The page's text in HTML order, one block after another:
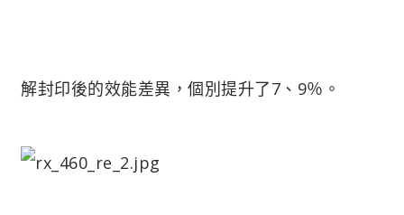
解封印後的效能差異，個別提升了7、9％。